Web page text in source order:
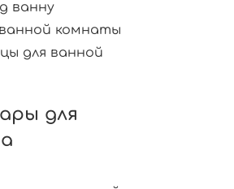
ванну
комнаты
для ванной
для